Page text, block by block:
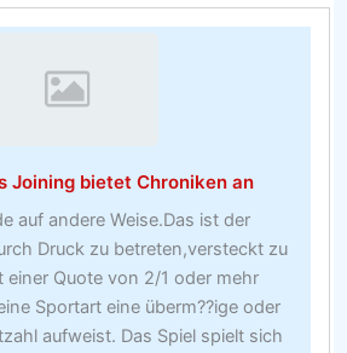
Joining bietet Chroniken an
auf andere Weise.Das ist der
Druck zu betreten,versteckt zu
einer Quote von 2/1 oder mehr
Sportart eine überm??ige oder
aufweist. Das Spiel spielt sich